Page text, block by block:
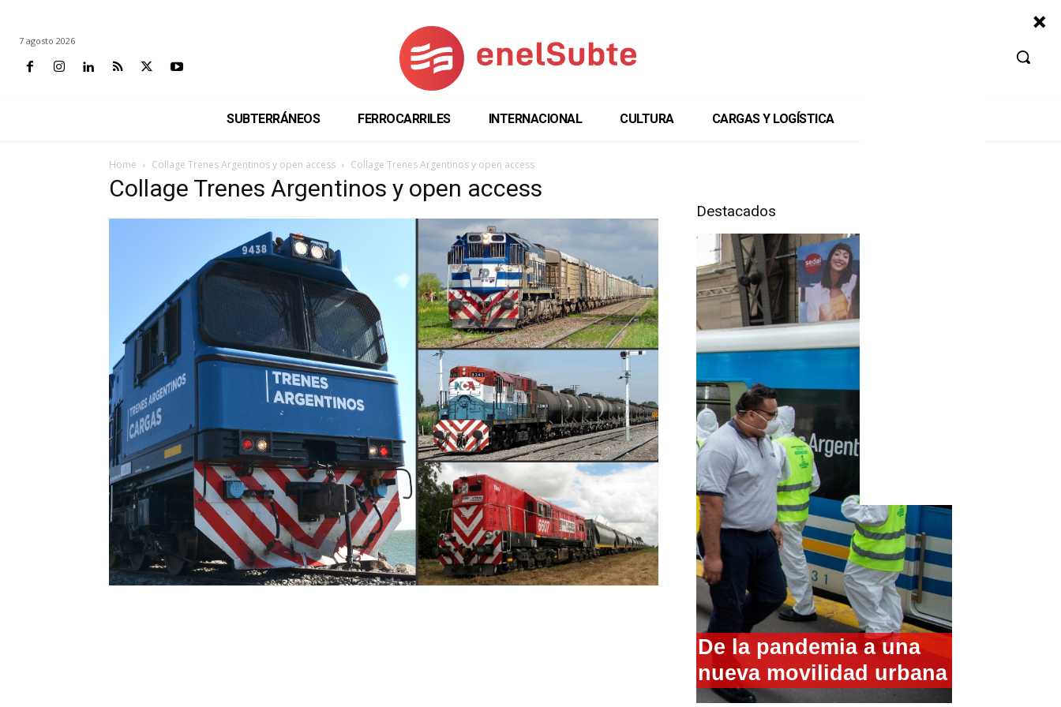
7 agosto 2026
SUBTERRÁNEOS FERROCARRILES INTERNACIONAL CULTURA CARGAS Y LOGÍSTICA
Home Collage Trenes Argentinos y open access Collage Trenes Argentinos y open access
Collage Trenes Argentinos y open access
Destacados